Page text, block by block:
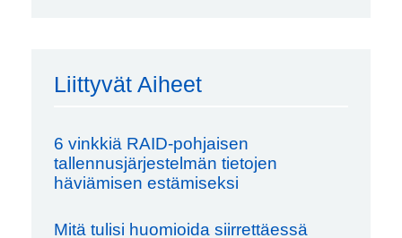
Liittyvät Aiheet
6 vinkkiä RAID-pohjaisen
tallennusjärjestelmän tietojen
häviämisen estämiseksi
Mitä tulisi huomioida siirrettäessä